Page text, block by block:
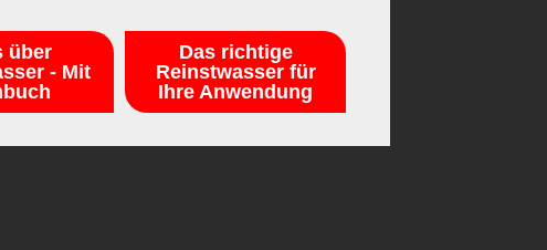
über
- Mit
Das richtige
Reinstwasser für
Ihre Anwendung